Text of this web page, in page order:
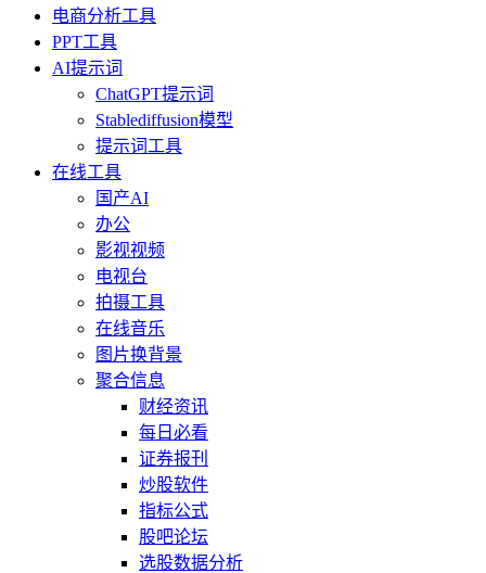
电商分析工具
PPT工具
AI提示词
ChatGPT提示词
Stablediffusion模型
提示词工具
在线工具
国产AI
办公
影视视频
电视台
拍摄工具
在线音乐
图片换背景
聚合信息
财经资讯
每日必看
证券报刊
炒股软件
指标公式
股吧论坛
选股数据分析